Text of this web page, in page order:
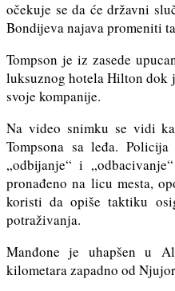
očekuje se da će državni
Bondijeva najava promeniti
Tompson je iz zasede
luksuznog hotela Hilton dok
svoje kompanije.
Na video snimku se vidi
Tompsona sa leđa.
„odbijanje“ i
pronađeno na licu mesta,
koristi da opiše taktiku
potraživanja.
Manđone je uhapšen u
kilometara zapadno od